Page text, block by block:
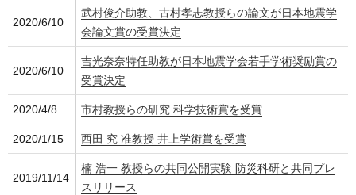
2020/6/10
武村俊介助教、古村孝志教授らの論文が日本地震学
会論文賞の受賞決定
2020/6/10
吉光奈奈特任助教が日本地震学会若手学術奨励賞の
受賞決定
2020/4/8 市村教授らの研究 科学技術賞を受賞
2020/1/15 西田 究 准教授 井上学術賞を受賞
2019/11/14
楠 浩一 教授らの共同公開実験 防災科研と共同プレ
スリリース